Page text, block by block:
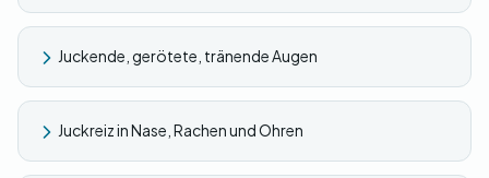
Juckende, gerötete, tränende Augen
Juckreiz in Nase, Rachen und Ohren